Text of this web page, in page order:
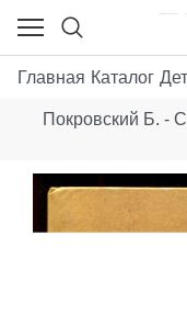
Главная Каталог
Покровский Б. -